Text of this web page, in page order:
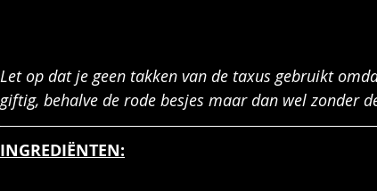
Let op dat je geen takken van de taxus gebruikt
giftig, behalve de rode besjes maar dan wel zonder
INGREDIËNTEN: